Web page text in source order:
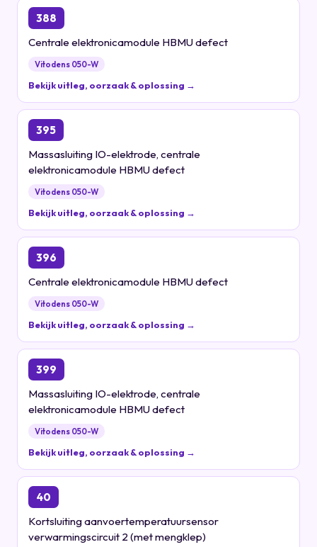
388
Centrale elektronicamodule HBMU defect
Vitodens 050-W
Bekijk uitleg, oorzaak & oplossing →
395
Massasluiting IO-elektrode, centrale
elektronicamodule HBMU defect
Vitodens 050-W
Bekijk uitleg, oorzaak & oplossing →
396
Centrale elektronicamodule HBMU defect
Vitodens 050-W
Bekijk uitleg, oorzaak & oplossing →
399
Massasluiting IO-elektrode, centrale
elektronicamodule HBMU defect
Vitodens 050-W
Bekijk uitleg, oorzaak & oplossing →
40
Kortsluiting aanvoertemperatuursensor
verwarmingscircuit 2 (met mengklep)